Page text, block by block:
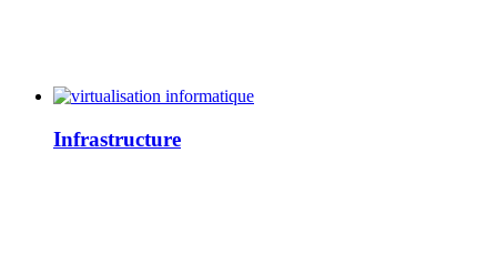
Infrastructure